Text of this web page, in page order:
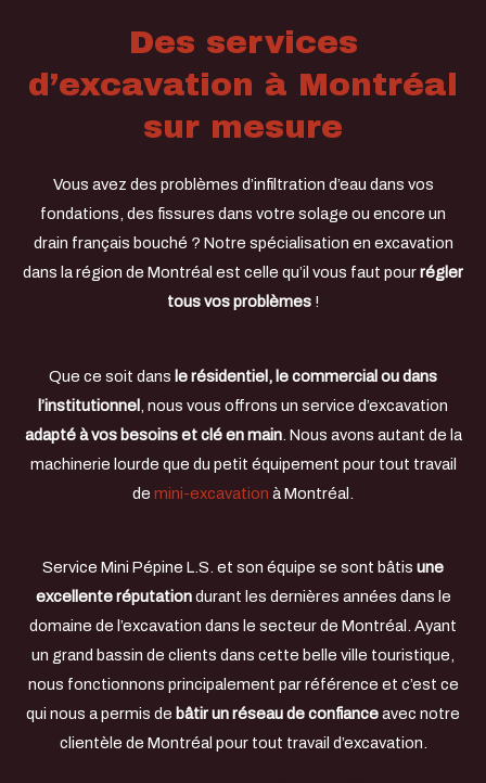
Des services
d’excavation à Montréal
sur mesure
Vous avez des problèmes d’infiltration d’eau dans vos
fondations, des fissures dans votre solage ou encore un
drain français bouché ? Notre spécialisation en excavation
dans la région de Montréal est celle qu’il vous faut pourrégler
tous vos problèmes !
Que ce soit dans le résidentiel, le commercial ou dans
l’institutionnel
, nous vous offrons un service d’excavation
adapté à vos besoins et clé en main. Nous avons autant de la
machinerie lourde que du petit équipement pour tout travail
de mini-excavation à Montréal.
Service Mini Pépine L.S. et son équipe se sont bâtis une
excellente réputationdurant les dernières années dans le
domaine de l’excavation dans le secteur de Montréal. Ayant
un grand bassin de clients dans cette belle ville touristique,
nous fonctionnons principalement par référence et c’est ce
qui nous a permis de bâtir un réseau de confianceavec notre
clientèle de Montréal pour tout travail d’excavation.